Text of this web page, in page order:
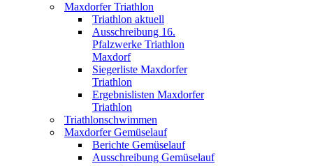
Maxdorfer Triathlon
Triathlon aktuell
Ausschreibung 16.
Pfalzwerke Triathlon
Maxdorf
Siegerliste Maxdorfer
Triathlon
Ergebnislisten Maxdorfer
Triathlon
Triathlonschwimmen
Maxdorfer Gemüselauf
Berichte Gemüselauf
Ausschreibung Gemüselauf